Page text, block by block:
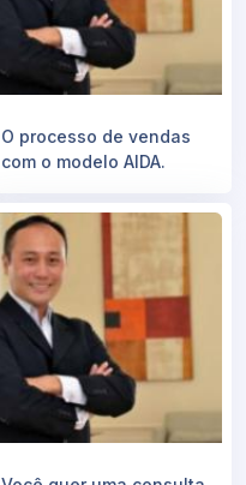
O processo de vendas
com o modelo AIDA.